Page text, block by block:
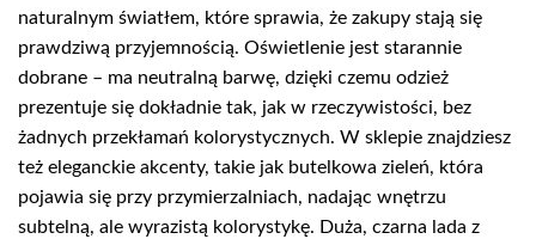
naturalnym światłem, które sprawia, że zakupy stają się
prawdziwą przyjemnością. Oświetlenie jest starannie
dobrane – ma neutralną barwę, dzięki czemu odzież
prezentuje się dokładnie tak, jak w rzeczywistości, bez
żadnych przekłamań kolorystycznych. W sklepie znajdziesz
też eleganckie akcenty, takie jak butelkowa zieleń, która
pojawia się przy przymierzalniach, nadając wnętrzu
subtelną, ale wyrazistą kolorystykę. Duża, czarna lada z